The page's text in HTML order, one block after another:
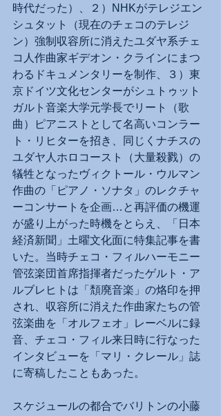
時代だった）、２）NHKがテレジエン
シュタット（現在のチェコのテレジ
ン）強制収容所に消えたユダヤ系チェ
コ人作曲家ギデオン・クラインにまつ
わるドキュメンタリーを制作、３）東
京ドイツ文化センターがシュトゥット
ガルト音楽大学元学長でリート（歌
曲）ピアニストとして名高いコンラー
ト・リヒターを招き、同じくナチスの
ユダヤ人ホロコースト（大量殺戮）の
犠牲となったヴィクトール・ウルマン
作曲の「ピアノ・ソナタ」のレクチャ
ーコンサートを企画…と再評価の機運
が盛り上がった時機をとらえ、「日本
経済新聞」土曜文化面に特集記事を書
いた。当時チェコ・フィルハーモニー
管弦楽団首席指揮者だったゲルト・ア
ルブレヒトは「頽廃音楽」の烙印を押
され、収容所に消えた作曲家たちの管
弦楽曲を「オルフェオ」レーベルに録
音、チェコ・フィル来日時に行なった
インタビューを「マリ・クレール」誌
に寄稿したこともあった。
スケジュールの都合でバリトンの小藤